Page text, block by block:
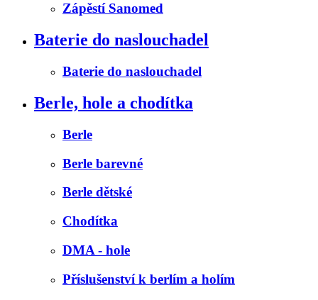
Zápěstí Sanomed
Baterie do naslouchadel
Baterie do naslouchadel
Berle, hole a chodítka
Berle
Berle barevné
Berle dětské
Chodítka
DMA - hole
Příslušenství k berlím a holím